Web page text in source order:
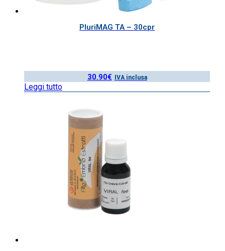
PluriMAG TA – 30cpr
30.90€ IVA inclusa
Leggi tutto